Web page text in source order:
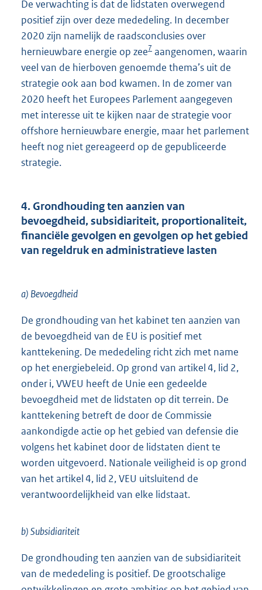
De verwachting is dat de lidstaten overwegend
positief zijn over deze mededeling. In december
2020 zijn namelijk de raadsconclusies over
hernieuwbare energie op zee7 aangenomen, waarin
veel van de hierboven genoemde thema’s uit de
strategie ook aan bod kwamen. In de zomer van
2020 heeft het Europees Parlement aangegeven
met interesse uit te kijken naar de strategie voor
offshore hernieuwbare energie, maar het parlement
heeft nog niet gereageerd op de gepubliceerde
strategie.
4. Grondhouding ten aanzien van
bevoegdheid, subsidiariteit, proportionaliteit,
financiële gevolgen en gevolgen op het gebied
van regeldruk en administratieve lasten
a) Bevoegdheid
De grondhouding van het kabinet ten aanzien van
de bevoegdheid van de EU is positief met
kanttekening. De mededeling richt zich met name
op het energiebeleid. Op grond van artikel 4, lid 2,
onder i, VWEU heeft de Unie een gedeelde
bevoegdheid met de lidstaten op dit terrein. De
kanttekening betreft de door de Commissie
aankondigde actie op het gebied van defensie die
volgens het kabinet door de lidstaten dient te
worden uitgevoerd. Nationale veiligheid is op grond
van het artikel 4, lid 2, VEU uitsluitend de
verantwoordelijkheid van elke lidstaat.
b) Subsidiariteit
De grondhouding ten aanzien van de subsidiariteit
van de mededeling is positief. De grootschalige